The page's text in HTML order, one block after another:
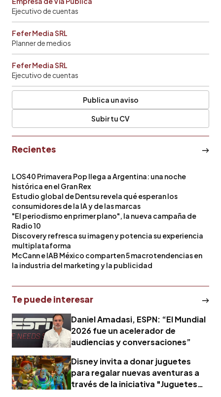
Ejecutivo de cuentas
Fefer Media SRL
Planner de medios
Fefer Media SRL
Ejecutivo de cuentas
Publica un aviso
Subir tu CV
Recientes
LOS40 Primavera Pop llega a Argentina: una noche
histórica en el Gran Rex
Estudio global de Dentsu revela qué esperan los
consumidores de la IA y de las marcas
"El periodismo en primer plano", la nueva campaña de
Radio 10
Discovery refresca su imagen y potencia su experiencia
multiplataforma
McCann e IAB México comparten 5 macrotendencias en
la industria del marketing y la publicidad
Te puede interesar
Daniel Amadasi, ESPN: “El Mundial
2026 fue un acelerador de
audiencias y conversaciones”
Disney invita a donar juguetes
para regalar nuevas aventuras a
través de la iniciativa "Juguetes